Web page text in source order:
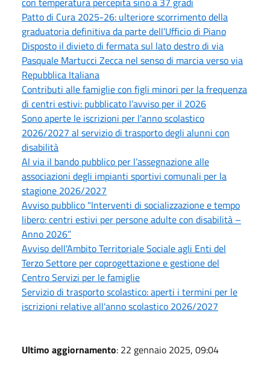
Patto di Cura 2025-26: ulteriore scorrimento della
graduatoria definitiva da parte dell’Ufficio di Piano
Disposto il divieto di fermata sul lato destro di via
Pasquale Martucci Zecca nel senso di marcia verso via
Repubblica Italiana
Contributi alle famiglie con figli minori per la frequenza
di centri estivi: pubblicato l’avviso per il 2026
Sono aperte le iscrizioni per l'anno scolastico
2026/2027 al servizio di trasporto degli alunni con
disabilità
Al via il bando pubblico per l’assegnazione alle
associazioni degli impianti sportivi comunali per la
stagione 2026/2027
Avviso pubblico "Interventi di socializzazione e tempo
libero: centri estivi per persone adulte con disabilità –
Anno 2026”
Avviso dell'Ambito Territoriale Sociale agli Enti del
Terzo Settore per coprogettazione e gestione del
Centro Servizi per le famiglie
Servizio di trasporto scolastico: aperti i termini per le
iscrizioni relative all'anno scolastico 2026/2027
Ultimo aggiornamento: 22 gennaio 2025, 09:04